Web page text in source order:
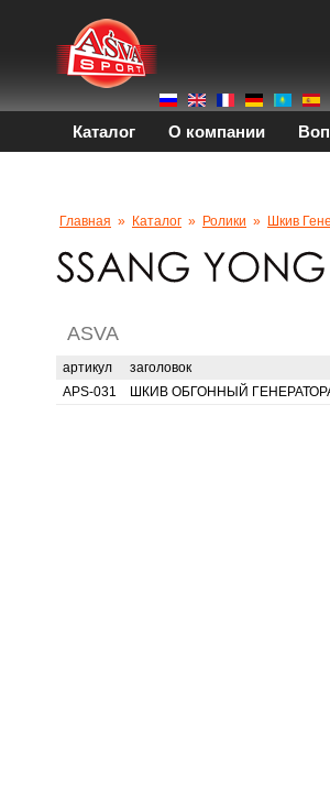
Каталог О компании
Главная » Каталог » Ролики » Шкив
ASVA
артикул
заголовок
APS-031
ШКИВ ОБГОННЫЙ